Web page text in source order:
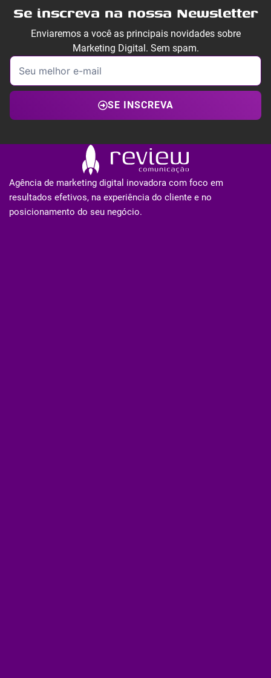
Se inscreva na nossa Newsletter
Enviaremos a você as principais novidades sobre
Marketing Digital. Sem spam.
SE INSCREVA
Agência de marketing digital inovadora com foco em
resultados efetivos, na experiência do cliente e no
posicionamento do seu negócio.